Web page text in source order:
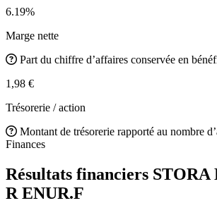
6.19%
Marge nette
Part du chiffre d’affaires conservée en
1,98 €
Trésorerie / action
Montant de trésorerie rapporté au nombre
Finances
Résultats financiers STORA
R ENUR.F